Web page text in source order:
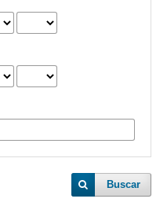
Buscar